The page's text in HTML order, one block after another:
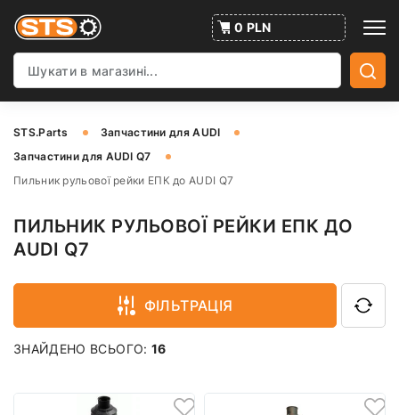
0 PLN
STS.Parts
Запчастини для AUDI
Запчастини для AUDI Q7
Пильник рульової рейки ЕПК до AUDI Q7
ПИЛЬНИК РУЛЬОВОЇ РЕЙКИ ЕПК ДО
AUDI Q7
ФІЛЬТРАЦІЯ
ЗНАЙДЕНО ВСЬОГО: 16